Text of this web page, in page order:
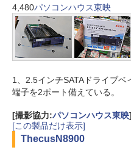
4,480パソコンハウス東映
1、2.5インチSATAドライブ
端子を2ポート備えている。
[撮影協力:パソコンハウス東映]
[この製品だけ表示]
ThecusN8900